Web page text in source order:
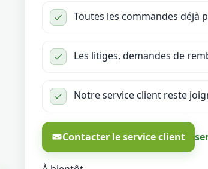
Toutes les commandes déjà
Les litiges, demandes de
Notre service client reste
Contacter le service client